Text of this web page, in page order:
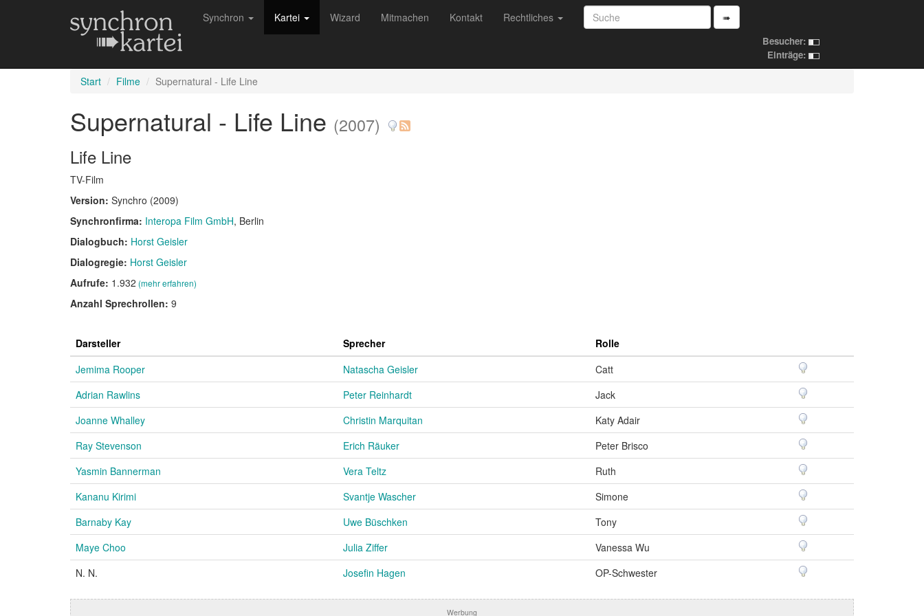
Synchron Kartei Wizard Mitmachen Kontakt Rechtliches ➠
Besucher:
Einträge:
Start Filme Supernatural - Life Line
Supernatural - Life Line (2007)
Life Line
TV-Film
Version: Synchro (2009)
Synchronfirma: Interopa Film GmbH, Berlin
Dialogbuch: Horst Geisler
Dialogregie: Horst Geisler
Aufrufe: 1.932 (mehr erfahren)
Anzahl Sprechrollen: 9
Darsteller Sprecher
Rolle
Jemima Rooper
Natascha Geisler
Catt
Adrian Rawlins
Peter Reinhardt
Jack
Joanne Whalley
Christin Marquitan
Katy Adair
Ray Stevenson
Erich Räuker
Peter Brisco
Yasmin Bannerman
Vera Teltz
Ruth
Kananu Kirimi
Svantje Wascher
Simone
Barnaby Kay
Uwe Büschken
Tony
Maye Choo
Julia Ziffer
Vanessa Wu
N. N.
Josefin Hagen OP-Schwester
Werbung